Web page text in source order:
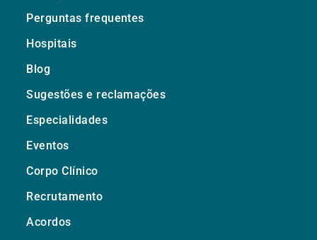
Perguntas frequentes
Hospitais
Blog
Sugestões e reclamações
Especialidades
Eventos
Corpo Clínico
Recrutamento
Acordos